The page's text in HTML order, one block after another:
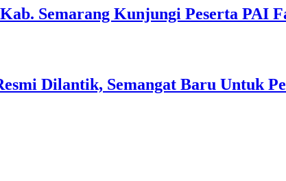
Semarang Kunjungi Peserta PAI
Dilantik, Semangat Baru Untuk